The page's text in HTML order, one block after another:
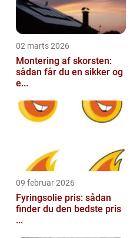
02 marts 2026
Montering af skorsten:
sådan får du en sikker og
e...
09 februar 2026
Fyringsolie pris: sådan
finder du den bedste pris
...